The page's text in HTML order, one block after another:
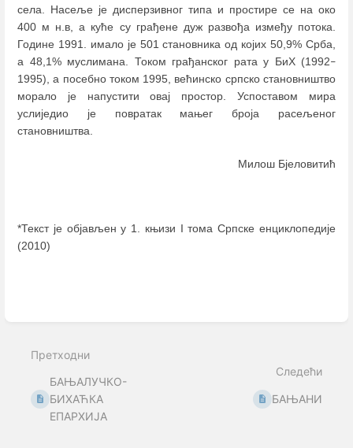
села. Насеље је дисперзивног типа и простире се на око
400 м н.в, а куће су грађене дуж развођа између потока.
Године 1991. имало је 501 становника од којих 50,9% Срба,
а 48,1% муслимана. Током грађанског рата у БиХ (1992–
1995), а посебно током 1995, већинско српско становништво
морало је напустити овај простор. Успоставом мира
услиједио је повратак мањег броја расељеног
становништва.
Милош Бјеловитић
*Текст је објављен у 1. књизи I тома Српске енциклопедије
(2010)
Претходни
БАЊАЛУЧКО-
БИХАЋКА
ЕПАРХИЈА
Следећи
БАЊАНИ